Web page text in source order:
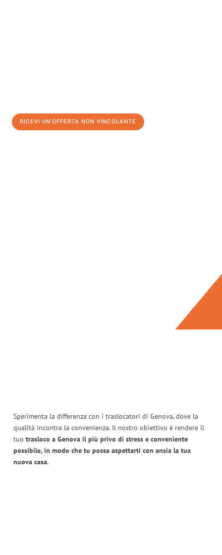
RICEVI UN'OFFERTA NON VINCOLANTE
Sperimenta la differenza con i traslocatori di Genova, dove la
qualità incontra la convenienza. Il nostro obiettivo è rendere il
tuo trasloco a Genova il più privo di stress e conveniente
possibile, in modo che tu possa aspettarti con ansia la tua
nuova casa.